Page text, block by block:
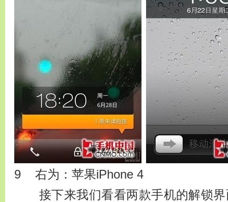
9 右为：苹果iPhone 4
接下来我们看看两款手机的解锁界